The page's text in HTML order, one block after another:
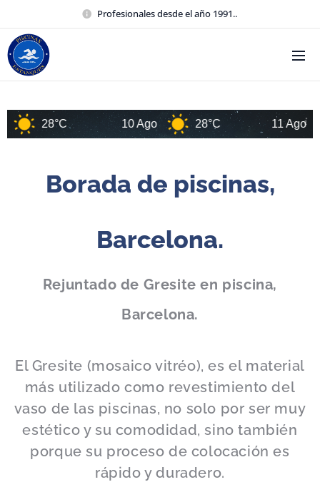
Profesionales desde el año 1991..
28°C 10 Ago 28°C 11 Ago
Borada de piscinas,
Barcelona.
Rejuntado de Gresite en piscina,
Barcelona.
El Gresite (mosaico vitréo), es el material
más utilizado como revestimiento del
vaso de las piscinas, no solo por ser muy
estético y su comodidad, sino también
porque su proceso de colocación es
rápido y duradero.